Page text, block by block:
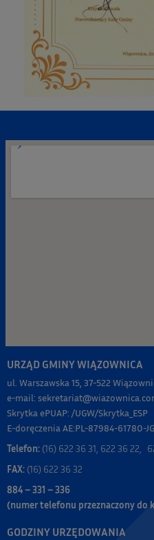
URZĄD GMINY WIĄZOWNICA
ul. Warszawska 15, 37-522
e-mail:
Skrytka ePUAP: /UGW/Skrytka_ESP
E-doręczenia AE:PL-87984-61780-
Telefon: (16) 622 36 31, 622 36 22,
FAX: (16) 622 36 32
884 – 331 – 336
(numer telefonu przeznaczony do
GODZINY URZĘDOWANIA